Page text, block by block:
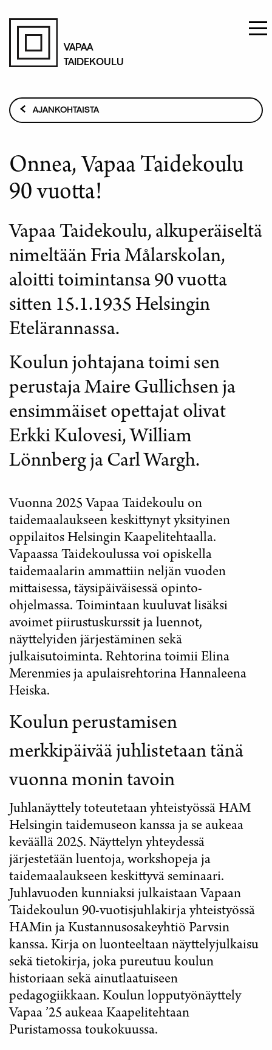
Hyppää
pääsisältöönVAPAA
TAIDEKOULU
Murupolku
AJANKOHTAISTA
Onnea, Vapaa Taidekoulu
90 vuotta!
Vapaa Taidekoulu, alkuperäiseltä
nimeltään Fria Målarskolan,
aloitti toimintansa 90 vuotta
sitten 15.1.1935 Helsingin
Etelärannassa.
Koulun johtajana toimi sen
perustaja Maire Gullichsen ja
ensimmäiset opettajat olivat
Erkki Kulovesi, William
Lönnberg ja Carl Wargh.
Vuonna 2025 Vapaa Taidekoulu on
taidemaalaukseen keskittynyt yksityinen
oppilaitos Helsingin Kaapelitehtaalla.
Vapaassa Taidekoulussa voi opiskella
taidemaalarin ammattiin neljän vuoden
mittaisessa, täysipäiväisessä opinto-
ohjelmassa. Toimintaan kuuluvat lisäksi
avoimet piirustuskurssit ja luennot,
näyttelyiden järjestäminen sekä
julkaisutoiminta. Rehtorina toimii Elina
Merenmies ja apulaisrehtorina Hannaleena
Heiska.
Koulun perustamisen
merkkipäivää juhlistetaan tänä
vuonna monin tavoin
Juhlanäyttely toteutetaan yhteistyössä HAM
Helsingin taidemuseon kanssa ja se aukeaa
keväällä 2025. Näyttelyn yhteydessä
järjestetään luentoja, workshopeja ja
taidemaalaukseen keskittyvä seminaari.
Juhlavuoden kunniaksi julkaistaan Vapaan
Taidekoulun 90-vuotisjuhlakirja yhteistyössä
HAMin ja Kustannusosakeyhtiö Parvsin
kanssa. Kirja on luonteeltaan näyttelyjulkaisu
sekä tietokirja, joka pureutuu koulun
historiaan sekä ainutlaatuiseen
pedagogiikkaan. Koulun lopputyönäyttely
Vapaa ’25 aukeaa Kaapelitehtaan
Puristamossa toukokuussa.